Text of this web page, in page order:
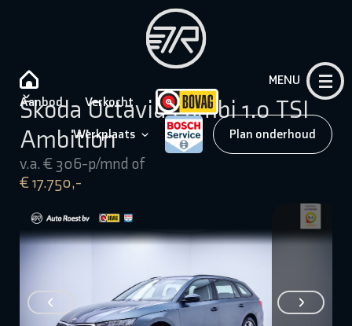
Aanbod Verkocht
Werkplaats Plan onderhoud
MENU
Škoda Octavia Combi 1.0 TSI
Ambition
v.a. € 306-p/mnd of
€ 17.750,-